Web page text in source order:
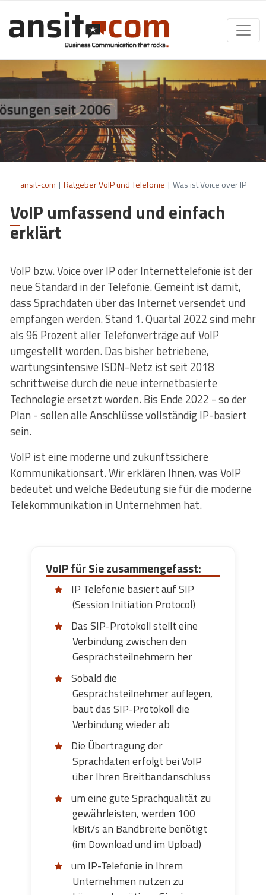
ansit-com | Ratgeber VoIP und Telefonie | Was ist Voice over IP
VoIP umfassend und einfach
erklärt
VoIP bzw. Voice over IP oder Internettelefonie ist der
neue Standard in der Telefonie. Gemeint ist damit,
dass Sprachdaten über das Internet versendet und
empfangen werden. Stand 1. Quartal 2022 sind mehr
als 96 Prozent aller Telefonverträge auf VoIP
umgestellt worden. Das bisher betriebene,
wartungsintensive ISDN-Netz ist seit 2018
schrittweise durch die neue internetbasierte
Technologie ersetzt worden. Bis Ende 2022 - so der
Plan - sollen alle Anschlüsse vollständig IP-basiert
sein.
VoIP ist eine moderne und zukunftssichere
Kommunikationsart. Wir erklären Ihnen, was VoIP
bedeutet und welche Bedeutung sie für die moderne
Telekommunikation in Unternehmen hat.
VoIP für Sie zusammengefasst:
IP Telefonie basiert auf SIP
(Session Initiation Protocol)
Das SIP-Protokoll stellt eine
Verbindung zwischen den
Gesprächsteilnehmern her
Sobald die
Gesprächsteilnehmer auflegen,
baut das SIP-Protokoll die
Verbindung wieder ab
Die Übertragung der
Sprachdaten erfolgt bei VoIP
über Ihren Breitbandanschluss
um eine gute Sprachqualität zu
gewährleisten, werden 100
kBit/s an Bandbreite benötigt
(im Download und im Upload)
um IP-Telefonie in Ihrem
Unternehmen nutzen zu